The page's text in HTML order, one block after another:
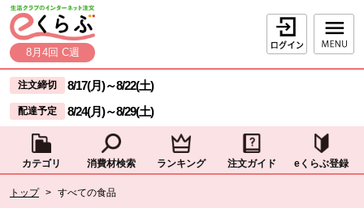
ページの先頭です。
本文へジャンプする。
8月4回 C週
ログイン
ここからサイト内共通メニューです。
サイト内共通メニューをスキップする
注文締切 8/17(月)～8/22(土)
配達予定 8/24(月)～8/29(土)
カテゴリ 消費材検索 ランキング 注文ガイド eくらぶ登録
トップ > すべての食品